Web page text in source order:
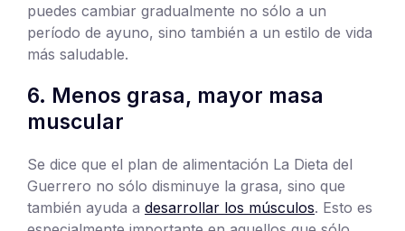
puedes cambiar gradualmente no sólo a un
período de ayuno, sino también a un estilo de vida
más saludable.
6. Menos grasa, mayor masa
muscular
Se dice que el plan de alimentación La Dieta del
Guerrero no sólo disminuye la grasa, sino que
también ayuda a desarrollar los músculos. Esto es